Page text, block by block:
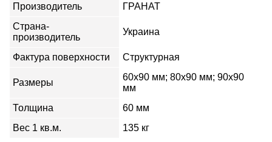
Производитель
ГРАНАТ
Страна-
производитель
Украина
Фактура поверхности Структурная
Размеры
60х90 мм; 80х90 мм; 90х90
мм
Толщина
60 мм
Вес 1 кв.м.
135 кг